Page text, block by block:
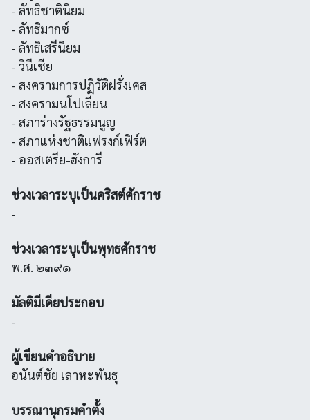
- ลัทธิชาตินิยม
- ลัทธิมากซ์
- ลัทธิเสรีนิยม
- วินีเชีย
- สงครามการปฏิวัติฝรั่งเศส
- สงครามนโปเลียน
- สภาร่างรัฐธรรมนูญ
- สภาแห่งชาติแฟรงก์เฟิร์ต
- ออสเตรีย-ฮังการี
ช่วงเวลาระบุเป็นคริสต์ศักราช
-
ช่วงเวลาระบุเป็นพุทธศักราช
พ.ศ. ๒๓๙๑
มัลติมีเดียประกอบ
-
ผู้เขียนคำอธิบาย
อนันต์ชัย เลาหะพันธุ
บรรณานุกรมคำตั้ง